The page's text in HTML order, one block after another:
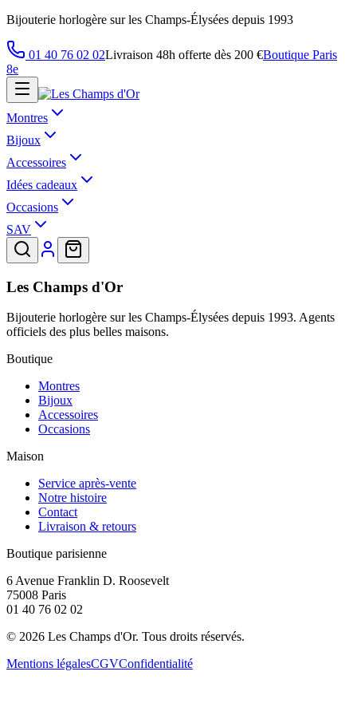
Bijouterie horlogère sur les Champs-Élysées depuis 1993
01 40 76 02 02Livraison 48h offerte dès 200 €Boutique Paris
8e
Montres
Bijoux
Accessoires
Idées cadeaux
Occasions
SAV
Les Champs d'Or
Bijouterie horlogère sur les Champs-Élysées depuis 1993. Agents
officiels des plus belles maisons.
Boutique
Montres
Bijoux
Accessoires
Occasions
Maison
Service après-vente
Notre histoire
Contact
Livraison & retours
Boutique parisienne
6 Avenue Franklin D. Roosevelt
75008 Paris
01 40 76 02 02
© 2026 Les Champs d'Or. Tous droits réservés.
Mentions légalesCGVConfidentialité